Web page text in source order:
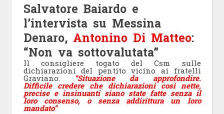
Salvatore Baiardo e
l’intervista su Messina
Denaro, Antonino Di Matteo:
“Non va sottovalutata”
Il consigliere togato del Csm sulle
dichiarazioni del pentito vicino ai fratelli
Graviano:“Situazione da approfondire.
Difficile credere che dichiarazioni così nette,
precise e insinuanti siano state fatte senza il
loro consenso, o senza addirittura un loro
mandato”